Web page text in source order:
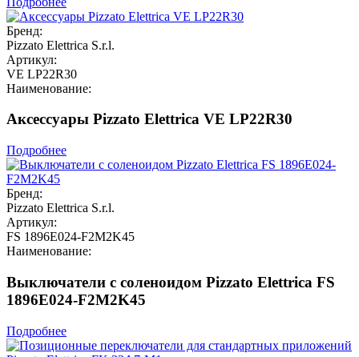
Бренд:
Pizzato Elettrica S.r.l.
Артикул:
VE LP22R30
Наименование:
Аксессуары Pizzato Elettrica VE LP22R30
Подробнее
Бренд:
Pizzato Elettrica S.r.l.
Артикул:
FS 1896E024-F2M2K45
Наименование:
Выключатели с соленоидом Pizzato Elettrica FS
1896E024-F2M2K45
Подробнее